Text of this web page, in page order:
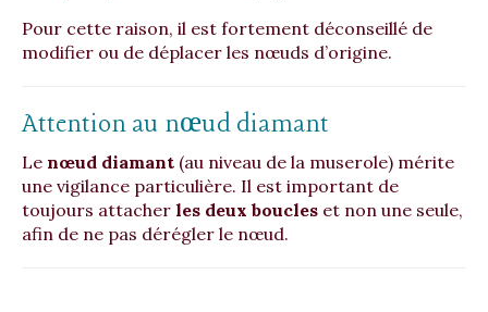
Pour cette raison, il est fortement déconseillé de
modifier ou de déplacer les nœuds d’origine.
Attention au nœud diamant
Le nœud diamant (au niveau de la muserole) mérite
une vigilance particulière. Il est important de
toujours attacher les deux boucles et non une seule,
afin de ne pas dérégler le nœud.